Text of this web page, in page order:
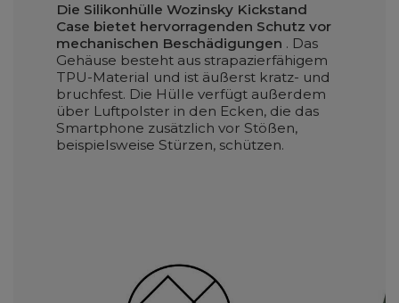
Die Silikonhülle Wozinsky Kickstand
Case bietet hervorragenden Schutz vor
mechanischen Beschädigungen . Das
Gehäuse besteht aus strapazierfähigem
TPU-Material und ist äußerst kratz- und
bruchfest. Die Hülle verfügt außerdem
über Luftpolster in den Ecken, die das
Smartphone zusätzlich vor Stößen,
beispielsweise Stürzen, schützen.